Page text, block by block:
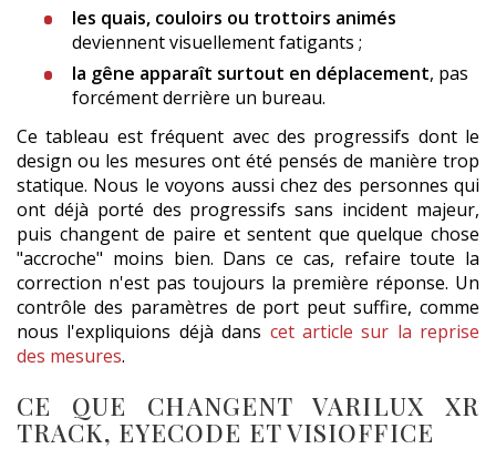
les quais, couloirs ou trottoirs animés
deviennent visuellement fatigants ;
la gêne apparaît surtout en déplacement, pas
forcément derrière un bureau.
Ce tableau est fréquent avec des progressifs dont le
design ou les mesures ont été pensés de manière trop
statique. Nous le voyons aussi chez des personnes qui
ont déjà porté des progressifs sans incident majeur,
puis changent de paire et sentent que quelque chose
"accroche" moins bien. Dans ce cas, refaire toute la
correction n'est pas toujours la première réponse. Un
contrôle des paramètres de port peut suffire, comme
nous l'expliquions déjà dans cet article sur la reprise
des mesures.
CE QUE CHANGENT VARILUX XR
TRACK, EYECODE ET VISIOFFICE